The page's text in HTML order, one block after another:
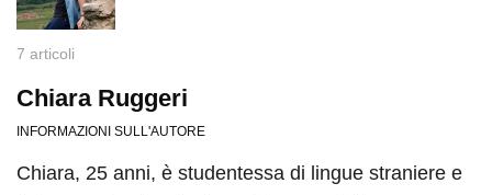
7 articoli
Chiara Ruggeri
INFORMAZIONI SULL'AUTORE
Chiara, 25 anni, è studentessa di lingue straniere e